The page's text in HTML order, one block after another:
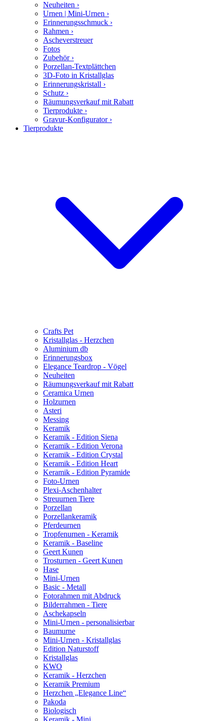
Neuheiten ›
Urnen | Mini-Urnen ›
Erinnerungsschmuck ›
Rahmen ›
Ascheverstreuer
Fotos
Zubehör ›
Porzellan-Textplättchen
3D-Foto in Kristallglas
Erinnerungskristall ›
Schutz ›
Räumungsverkauf mit Rabatt
Tierprodukte ›
Gravur-Konfigurator ›
Tierprodukte
Crafts Pet
Kristallglas - Herzchen
Aluminium db
Erinnerungsbox
Elegance Teardrop - Vögel
Neuheiten
Räumungsverkauf mit Rabatt
Ceramica Urnen
Holzurnen
Asteri
Messing
Keramik
Keramik - Edition Siena
Keramik - Edition Verona
Keramik - Edition Crystal
Keramik - Edition Heart
Keramik - Edition Pyramide
Foto-Urnen
Plexi-Aschenhalter
Streuurnen Tiere
Porzellan
Porzellankeramik
Pferdeurnen
Tropfenurnen - Keramik
Keramik - Baseline
Geert Kunen
Trosturnen - Geert Kunen
Hase
Mini-Urnen
Basic - Metall
Fotorahmen mit Abdruck
Bilderrahmen - Tiere
Aschekapseln
Mini-Urnen - personalisierbar
Baumurne
Mini-Urnen - Kristallglas
Edition Naturstoff
Kristallglas
KWO
Keramik - Herzchen
Keramik Premium
Herzchen „Elegance Line“
Pakoda
Biologisch
Keramik - Mini